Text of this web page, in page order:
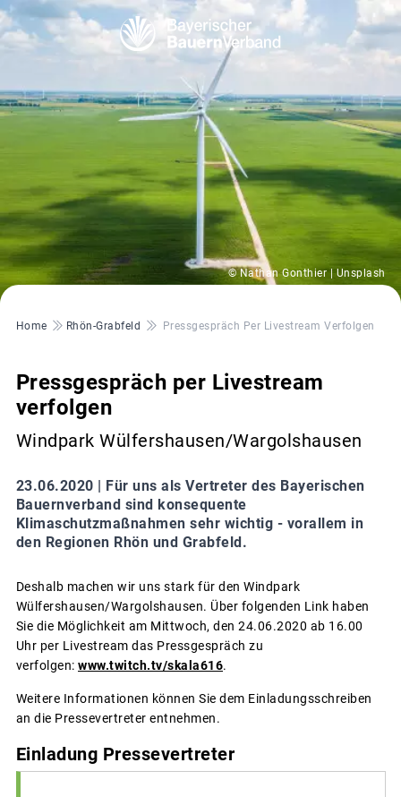
© Nathan Gonthier | Unsplash
Pfadnavigation
Home Rhön-Grabfeld Pressgespräch Per Livestream Verfolgen
Pressgespräch per Livestream
verfolgen
Windpark Wülfershausen/Wargolshausen
23.06.2020 | Für uns als Vertreter des Bayerischen
Bauernverband sind konsequente
Klimaschutzmaßnahmen sehr wichtig - vorallem in
den Regionen Rhön und Grabfeld.
Deshalb machen wir uns stark für den Windpark
Wülfershausen/Wargolshausen. Über folgenden Link haben
Sie die Möglichkeit am Mittwoch, den 24.06.2020 ab 16.00
Uhr per Livestream das Pressgespräch zu
verfolgen: www.twitch.tv/skala616.
Weitere Informationen können Sie dem Einladungsschreiben
an die Pressevertreter entnehmen.
Einladung Pressevertreter